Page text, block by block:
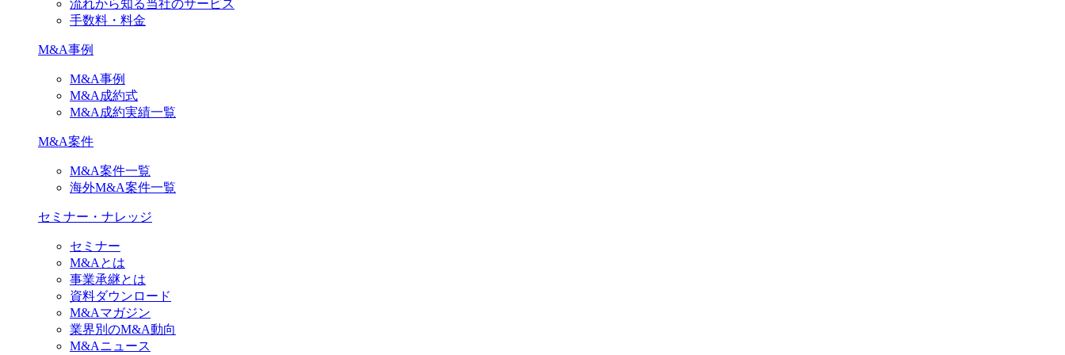
流れから知る当社のサービス
手数料・料金
M&A事例
M&A事例
M&A成約式
M&A成約実績一覧
M&A案件
M&A案件一覧
海外M&A案件一覧
セミナー・ナレッジ
セミナー
M&Aとは
事業承継とは
資料ダウンロード
M&Aマガジン
業界別のM&A動向
M&Aニュース